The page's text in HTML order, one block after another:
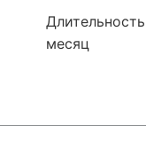
месяц